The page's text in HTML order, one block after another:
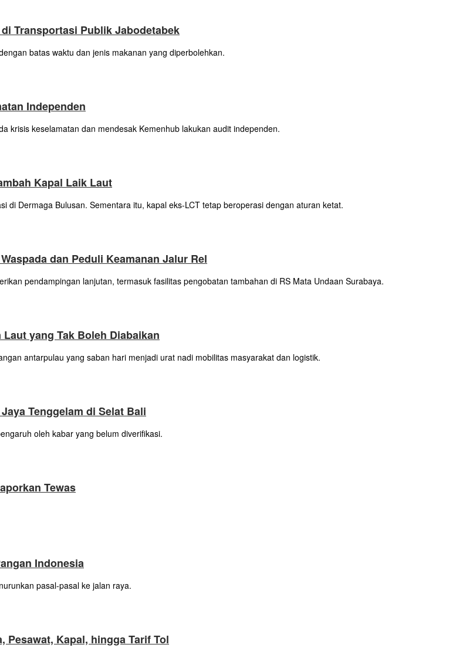
Transportasi Publik Jabodetabek
batas waktu dan jenis makanan yang diperbolehkan.
Independen
krisis keselamatan dan mendesak Kemenhub lakukan audit independen.
Kapal Laik Laut
di Dermaga Bulusan. Sementara itu, kapal eks-LCT tetap beroperasi dengan aturan ketat.
dan Peduli Keamanan Jalur Rel
pendampingan lanjutan, termasuk fasilitas pengobatan tambahan di RS Mata Undaan Surabaya.
yang Tak Boleh Diabaikan
antarpulau yang saban hari menjadi urat nadi mobilitas masyarakat dan logistik.
Tenggelam di Selat Bali
oleh kabar yang belum diverifikasi.
Tewas
Indonesia
pasal-pasal ke jalan raya.
Pesawat, Kapal, hingga Tarif Tol